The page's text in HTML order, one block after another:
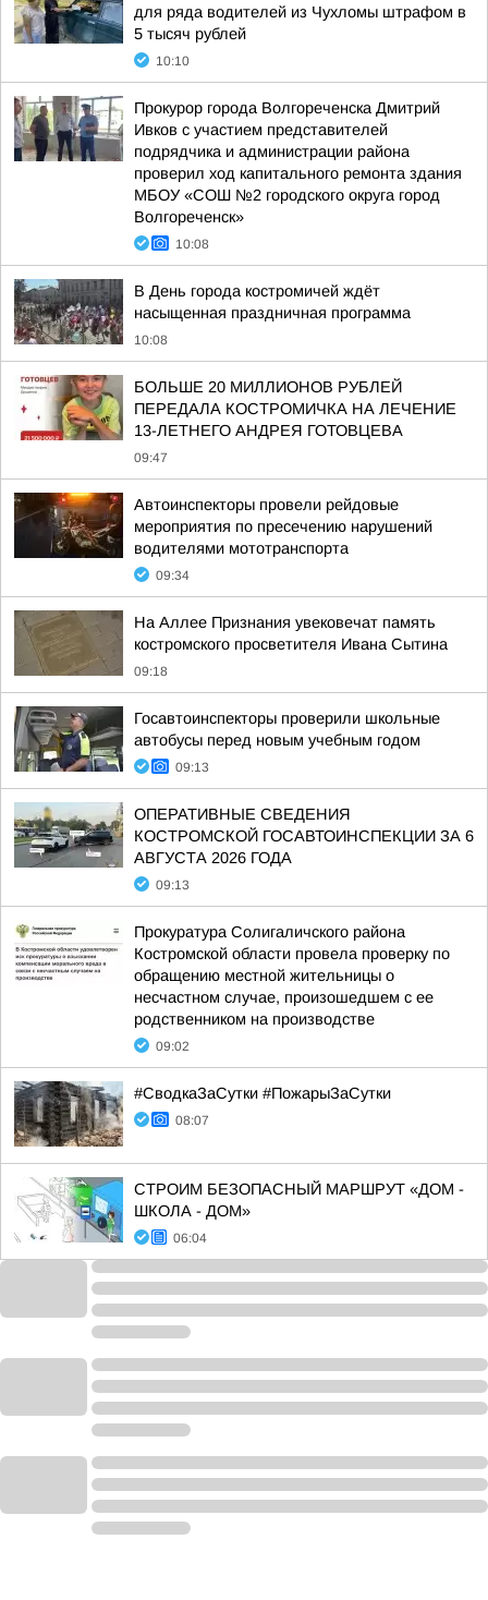
для ряда водителей из Чухломы штрафом в
5 тысяч рублей
10:10
Прокурор города Волгореченска Дмитрий
Ивков с участием представителей
подрядчика и администрации района
проверил ход капитального ремонта здания
МБОУ «СОШ №2 городского округа город
Волгореченск»
10:08
В День города костромичей ждёт
насыщенная праздничная программа
10:08
БОЛЬШЕ 20 МИЛЛИОНОВ РУБЛЕЙ
ПЕРЕДАЛА КОСТРОМИЧКА НА ЛЕЧЕНИЕ
13-ЛЕТНЕГО АНДРЕЯ ГОТОВЦЕВА
09:47
Автоинспекторы провели рейдовые
мероприятия по пресечению нарушений
водителями мототранспорта
09:34
На Аллее Признания увековечат память
костромского просветителя Ивана Сытина
09:18
Госавтоинспекторы проверили школьные
автобусы перед новым учебным годом
09:13
ОПЕРАТИВНЫЕ СВЕДЕНИЯ
КОСТРОМСКОЙ ГОСАВТОИНСПЕКЦИИ ЗА 6
АВГУСТА 2026 ГОДА
09:13
Прокуратура Солигаличского района
Костромской области провела проверку по
обращению местной жительницы о
несчастном случае, произошедшем с ее
родственником на производстве
09:02
#СводкаЗаСутки #ПожарыЗаСутки
08:07
СТРОИМ БЕЗОПАСНЫЙ МАРШРУТ «ДОМ -
ШКОЛА - ДОМ»
06:04